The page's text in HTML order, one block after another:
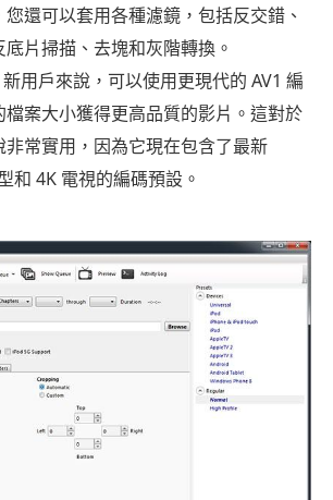
還可以套用各種濾鏡，包括反交錯、
片掃描、去塊和灰階轉換。
用戶來說，可以使用更現代的 AV1 編
案大小獲得更高品質的影片。這對於
常實用，因為它現在包含了最新
和 4K 電視的編碼預設。